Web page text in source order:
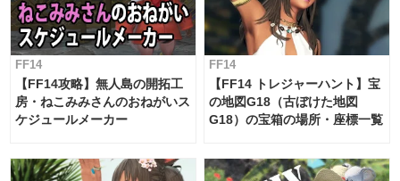
FF14
【FF14攻略】無人島の開拓工
房・ねこみみさんのおねがいス
ケジュールメーカー
FF14
【FF14 トレジャーハント】宝
の地図G18（古ぼけた地図
G18）の宝箱の場所・座標一覧